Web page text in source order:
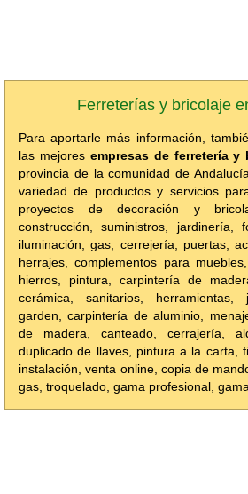
Ferreterías y bricolaje
Para aportarle más información,
las mejores empresas de ferretería y
provincia de la comunidad de
variedad de productos y servicios
proyectos de decoración y
construcción, suministros, jardinería,
iluminación, gas, cerrejería, puertas,
herrajes, complementos para
hierros, pintura, carpintería de
cerámica, sanitarios, herramientas,
garden, carpintería de aluminio,
de madera, canteado, cerrajería,
duplicado de llaves, pintura a la carta,
instalación, venta online, copia de
gas, troquelado, gama profesional,